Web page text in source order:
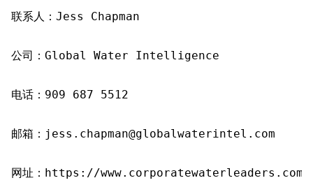
联系人：Jess Chapman
公司：Global Water Intelligence
电话：909 687 5512
邮箱：jess.chapman@globalwaterintel.com
网址：https://www.corporatewaterleaders.com